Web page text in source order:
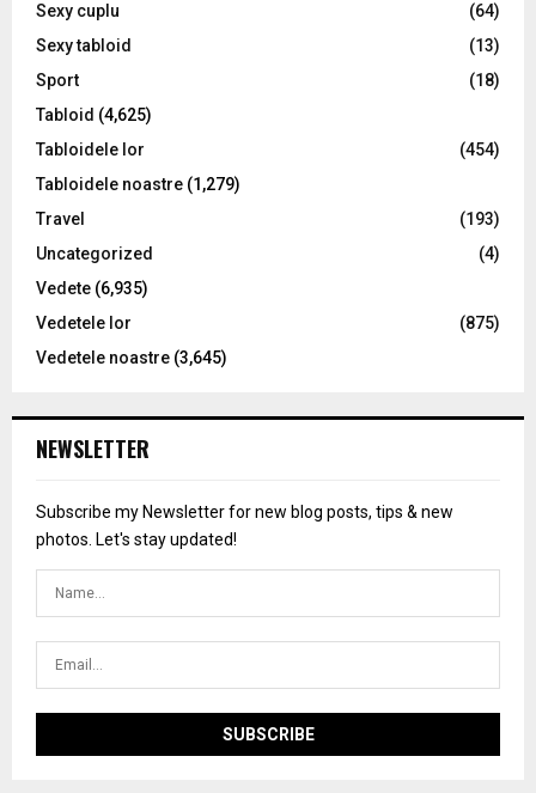
Sexy cuplu
(64)
Sexy tabloid
(13)
Sport
(18)
Tabloid (4,625)
Tabloidele lor
(454)
Tabloidele noastre (1,279)
Travel
(193)
Uncategorized
(4)
Vedete (6,935)
Vedetele lor
(875)
Vedetele noastre (3,645)
NEWSLETTER
Subscribe my Newsletter for new blog posts, tips & new
photos. Let's stay updated!